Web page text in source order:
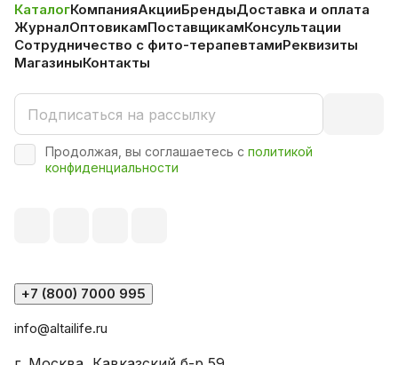
КаталогКомпанияАкцииБрендыДоставка и оплата
ЖурналОптовикамПоставщикамКонсультации
Сотрудничество с фито-терапевтамиРеквизиты
МагазиныКонтакты
Продолжая, вы соглашаетесь с политикой
конфиденциальности
+7 (800) 7000 995
info@altailife.ru